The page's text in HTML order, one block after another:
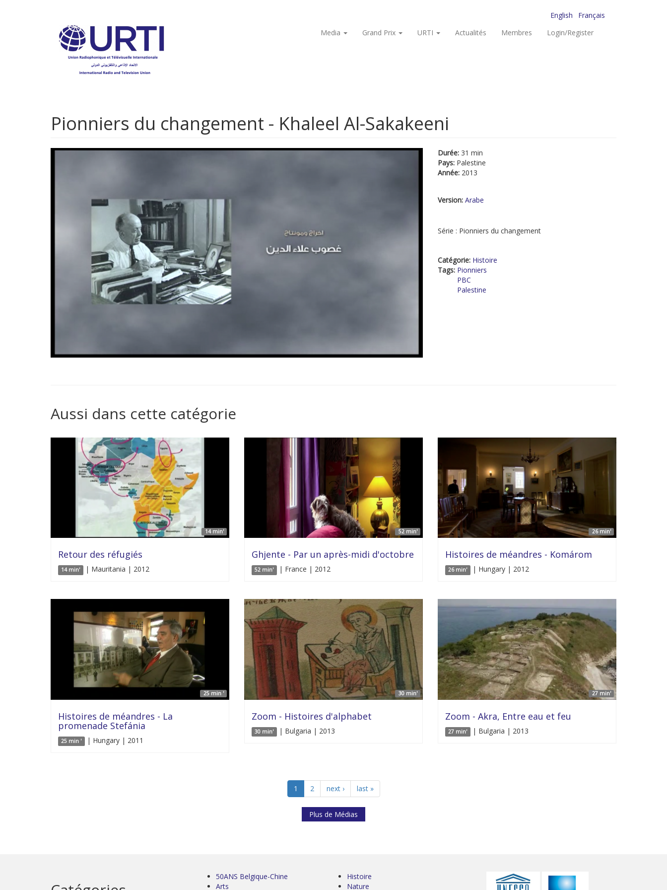
English
Français
Media
Grand Prix URTI Actualités Membres Login/Register
Pionniers du changement - Khaleel Al-Sakakeeni
Durée: 31 min
Pays: Palestine
Année: 2013
Version: Arabe
Série : Pionniers du changement
Catégorie: Histoire
Tags: Pionniers
PBC
Palestine
Aussi dans cette catégorie
14 min'
Retour des réfugiés
14 min' | Mauritania | 2012
52 min'
Ghjente - Par un après-midi d'octobre
52 min' | France | 2012
26 min'
Histoires de méandres - Komárom
26 min' | Hungary | 2012
25 min '
Histoires de méandres - La
promenade Stefánia
25 min ' | Hungary | 2011
30 min'
Zoom - Histoires d'alphabet
30 min' | Bulgaria | 2013
27 min'
Zoom - Akra, Entre eau et feu
27 min' | Bulgaria | 2013
1 2 next › last »
Plus de Médias
50ANS Belgique-Chine
Arts
Histoire
Nature